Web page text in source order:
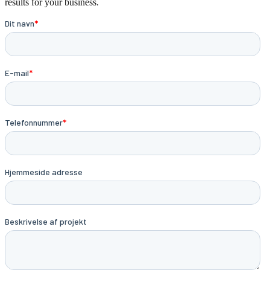
results for your business.